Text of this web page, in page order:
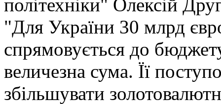
політехніки" Олексій
"Для України 30 млрд
спрямовується до
величезна сума. Її
збільшувати